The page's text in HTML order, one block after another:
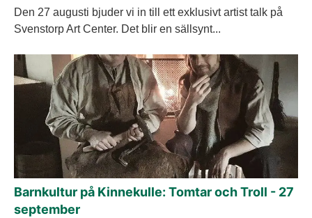
Den 27 augusti bjuder vi in till ett exklusivt artist talk på
Svenstorp Art Center. Det blir en sällsynt...
Barnkultur på Kinnekulle: Tomtar och Troll - 27
september